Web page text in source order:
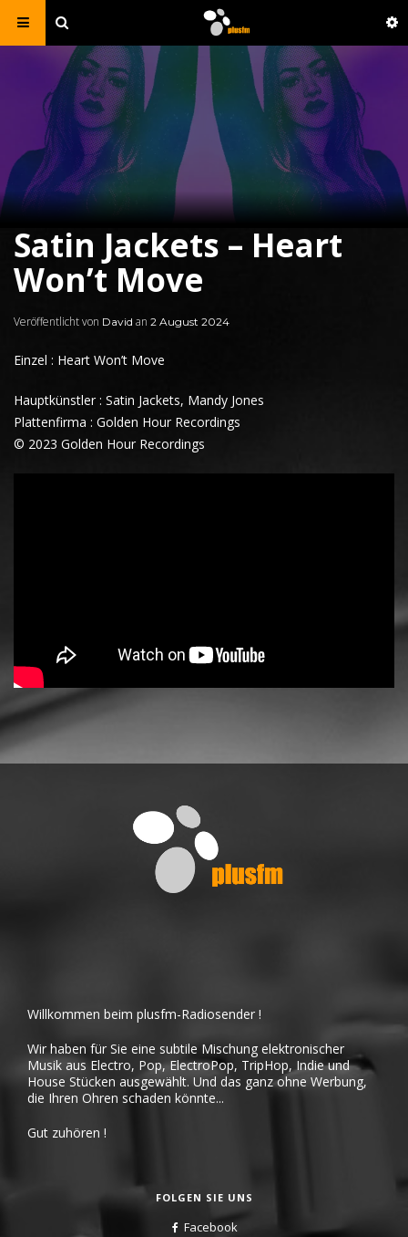
Satin Jackets – Heart
Won’t Move
Veröffentlicht von David an 2 August 2024
Einzel : Heart Won’t Move
Hauptkünstler : Satin Jackets, Mandy Jones
Plattenfirma : Golden Hour Recordings
© 2023 Golden Hour Recordings
Willkommen beim plusfm-Radiosender !
Wir haben für Sie eine subtile Mischung elektronischer
Musik aus Electro, Pop, ElectroPop, TripHop, Indie und
House Stücken ausgewählt. Und das ganz ohne Werbung,
die Ihren Ohren schaden könnte...
Gut zuhören !
FOLGEN SIE UNS
Facebook